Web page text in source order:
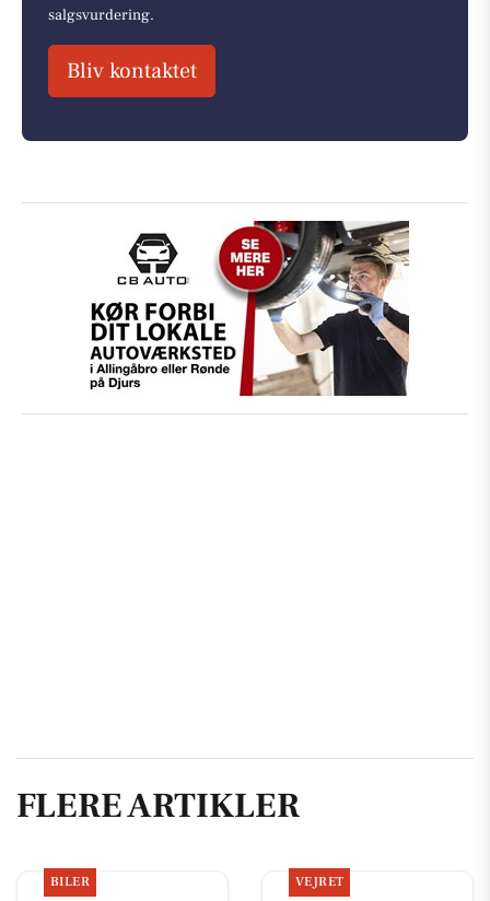
salgsvurdering.
Bliv kontaktet
FLERE ARTIKLER
BILER VEJRET